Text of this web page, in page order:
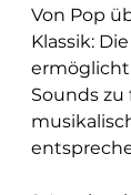
Von Pop
Klassik:
ermöglicht
Sounds